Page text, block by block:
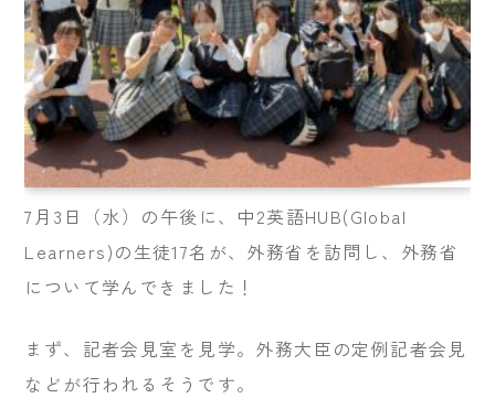
7月3日（水）の午後に、中2英語HUB(Global
Learners)の生徒17名が、外務省を訪問し、外務省
について学んできました！
まず、記者会見室を見学。外務大臣の定例記者会見
などが行われるそうです。